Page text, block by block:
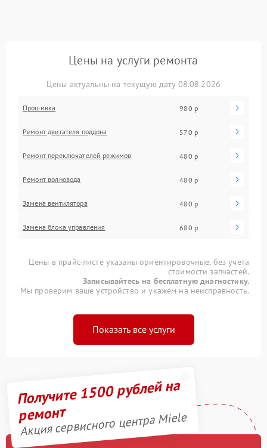
Цены на услуги ремонта
Цены актуальны на текущую дату 08.08.2026
Прошивка 980 р
Ремонт двигателя поддона 570 р
Ремонт переключателей режимов 480 р
Ремонт волновода 480 р
Замена вентилятора 480 р
Замена блока управления 680 р
Цены в прайс-листе указаны ориентировочные, без учета
стоимости запчастей.
Записывайтесь на бесплатную диагностику.
Мы проверим ваше устройство и укажем на неисправность.
Показать все услуги
Получите 1500 рублей на
ремонт
Акция сервисного центра Miele